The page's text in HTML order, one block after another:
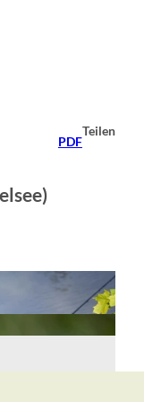
PDF
Teilen